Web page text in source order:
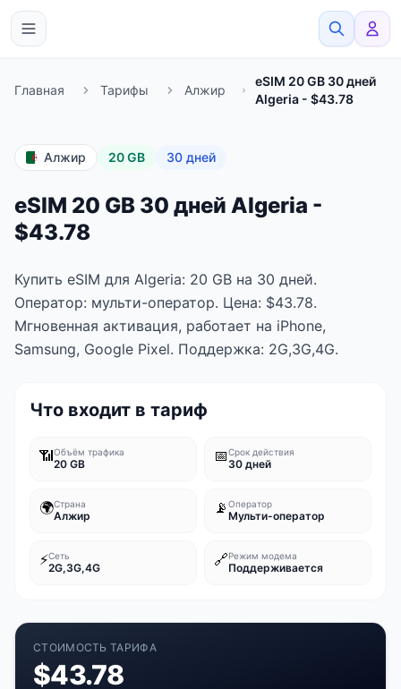
Главная Тарифы Алжир
eSIM 20 GB 30 дней
Algeria - $43.78
Алжир 20 GB 30 дней
eSIM 20 GB 30 дней Algeria -
$43.78
Купить eSIM для Algeria: 20 GB на 30 дней.
Оператор: мульти-оператор. Цена: $43.78.
Мгновенная активация, работает на iPhone,
Samsung, Google Pixel. Поддержка: 2G,3G,4G.
Что входит в тариф
📶Объём трафика
20 GB 📅Срок действия
30 дней
🌍Страна
Алжир 📡 Оператор
Мульти-оператор
⚡Сеть
2G,3G,4G 🔗Режим модема
Поддерживается
СТОИМОСТЬ ТАРИФА
$43.78